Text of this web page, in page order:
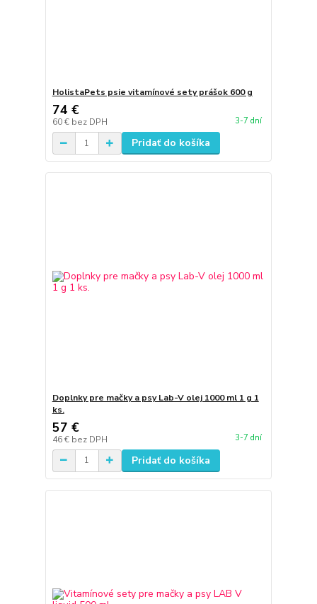
HolistaPets psie vitamínové sety prášok 600 g
74 €
60 € bez DPH 3-7 dní
Pridať do košíka
Doplnky pre mačky a psy Lab-V olej 1000 ml 1 g 1
ks.
57 €
46 € bez DPH 3-7 dní
Pridať do košíka